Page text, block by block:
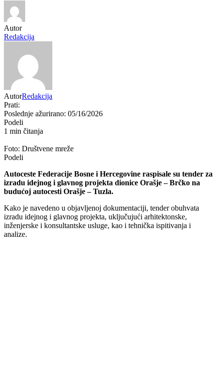
Autor
Redakcija
AutorRedakcija
Prati:
Poslednje ažurirano: 05/16/2026
Podeli
1 min čitanja
Foto: Društvene mreže
Podeli
Autoceste Federacije Bosne i Hercegovine raspisale su tender za
izradu idejnog i glavnog projekta dionice Orašje – Brčko na
budućoj autocesti Orašje – Tuzla.
Kako je navedeno u objavljenoj dokumentaciji, tender obuhvata
izradu idejnog i glavnog projekta, uključujući arhitektonske,
inženjerske i konsultantske usluge, kao i tehnička ispitivanja i
analize.